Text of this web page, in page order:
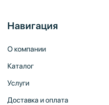
Навигация
О компании
Каталог
Услуги
Доставка и оплата